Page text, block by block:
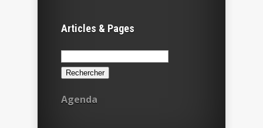
Articles & Pages
Rechercher :
Agenda